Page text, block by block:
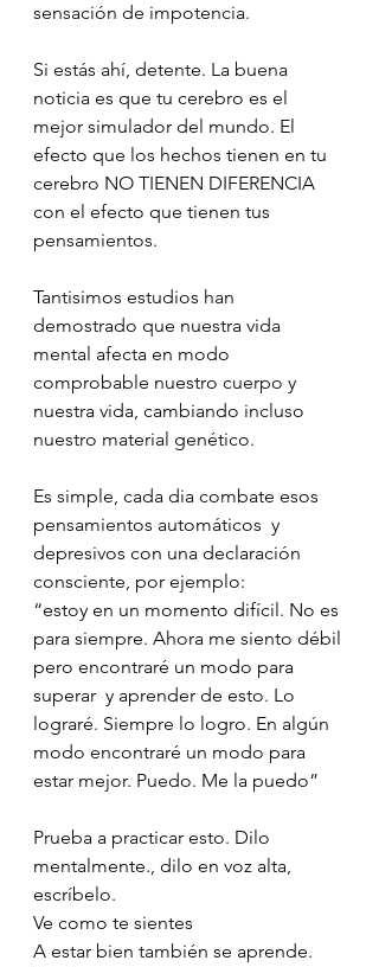
sensación de impotencia.
Si estás ahí, detente. La buena
noticia es que tu cerebro es el
mejor simulador del mundo. El
efecto que los hechos tienen en tu
cerebro NO TIENEN DIFERENCIA
con el efecto que tienen tus
pensamientos.
Tantisimos estudios han
demostrado que nuestra vida
mental afecta en modo
comprobable nuestro cuerpo y
nuestra vida, cambiando incluso
nuestro material genético.
Es simple, cada dia combate esos
pensamientos automáticos  y
depresivos con una declaración
consciente, por ejemplo:
“estoy en un momento difícil. No es
para siempre. Ahora me siento débil
pero encontraré un modo para
superar  y aprender de esto. Lo
lograré. Siempre lo logro. En algún
modo encontraré un modo para
estar mejor. Puedo. Me la puedo”
Prueba a practicar esto. Dilo
mentalmente., dilo en voz alta,
escríbelo.
Ve como te sientes
A estar bien también se aprende.